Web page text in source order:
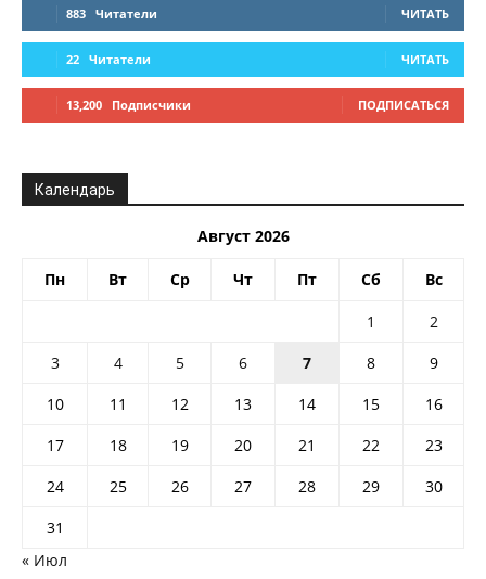
883 Читатели ЧИТАТЬ
22 Читатели ЧИТАТЬ
13,200 Подписчики ПОДПИСАТЬСЯ
Календарь
Август 2026
Пн Вт Ср Чт Пт Сб Вс
1
2
3
4 5 6 7 8
9
10
11 12 13 14 15
16
17
18 19 20 21 22
23
24
25 26 27 28 29
30
31
« Июл